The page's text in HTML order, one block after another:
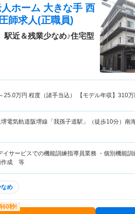
ホーム 大きな手 西
師求人(正職員)
近＆残業少なめ♪住宅型
25.0万円 程度（諸手当込） 【モデル年収】 310万
堺電気軌道阪堺線「我孫子道駅」（徒歩10分）南
イサービスでの機能訓練指導員業務 ・個別機能
作成 等
め